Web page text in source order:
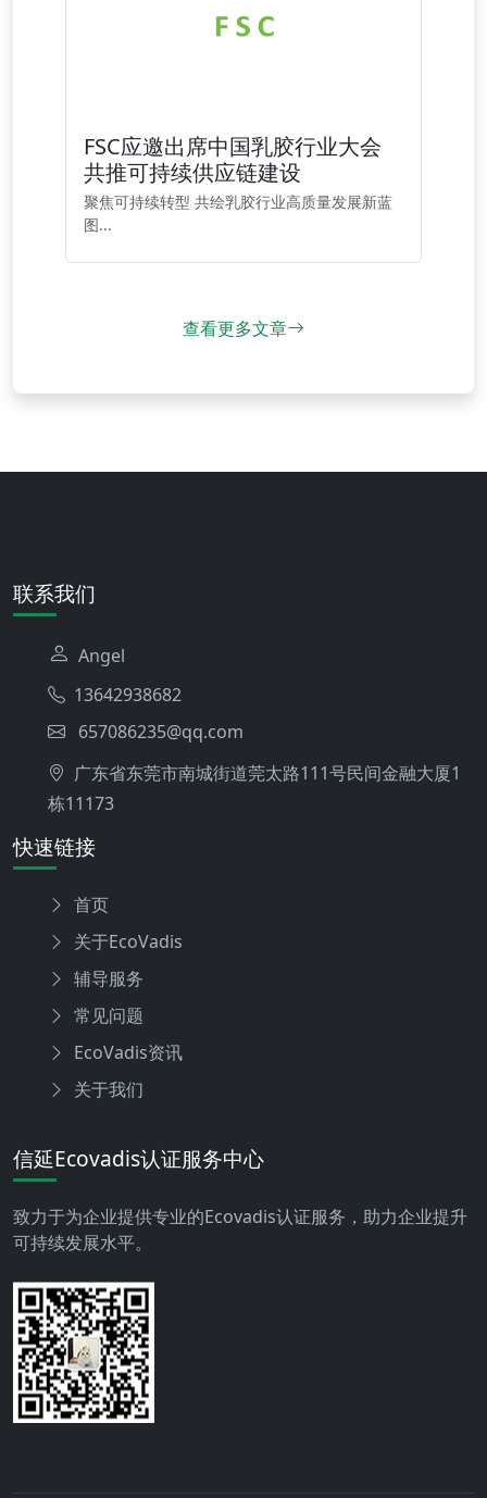
FSC应邀出席中国乳胶行业大会
共推可持续供应链建设
聚焦可持续转型 共绘乳胶行业高质量发展新蓝
图...
查看更多文章
联系我们
Angel
13642938682
657086235@qq.com
广东省东莞市南城街道莞太路111号民间金融大厦1
栋11173
快速链接
首页
关于EcoVadis
辅导服务
常见问题
EcoVadis资讯
关于我们
信延Ecovadis认证服务中心
致力于为企业提供专业的Ecovadis认证服务，助力企业提升
可持续发展水平。